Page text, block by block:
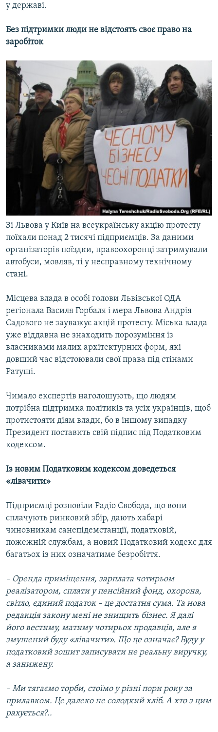
у державі.
Без підтримки люди не відстоять своє право на
заробіток
Зі Львова у Київ на всеукраїнську акцію протесту
поїхали понад 2 тисячі підприємців. За даними
організаторів поїздки, правоохоронці затримували
автобуси, мовляв, ті у несправному технічному
стані.
Місцева влада в особі голови Львівської ОДА
регіонала Василя Горбаля і мера Львова Андрія
Садового не зауважує акцій протесту. Міська влада
уже віддавна не знаходить порозуміння із
власниками малих архітектурних форм, які
довший час відстоювали свої права під стінами
Ратуші.
Чимало експертів наголошують, що людям
потрібна підтримка політиків та усіх українців, щоб
протистояти діям влади, бо в іншому випадку
Президент поставить свій підпис під Податковим
кодексом.
Із новим Податковим кодексом доведеться
«лівачити»
Підприємці розповіли Радіо Свобода, що вони
сплачують ринковий збір, дають хабарі
чиновникам санепідемстанції, податковій,
пожежній службам, а новий Податковий кодекс для
багатьох із них означатиме безробіття.
– Оренда приміщення, зарплата чотирьом
реалізатором, сплати у пенсійний фонд, охорона,
світло, єдиний податок – це достатня сума. Та нова
редакція закону мені не знищить бізнес. Я далі
його вестиму, матиму чотирьох продавців, але я
змушений буду «лівачити». Що це означає? Буду у
податковий зошит записувати не реальну виручку,
а занижену.
– Ми тягаємо торби, стоїмо у різні пори року за
прилавком. Це далеко не солодкий хліб. А хто з цим
рахується?..